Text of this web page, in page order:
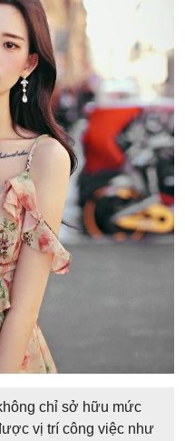
chỉ sở hữu mức
vị trí công việc như